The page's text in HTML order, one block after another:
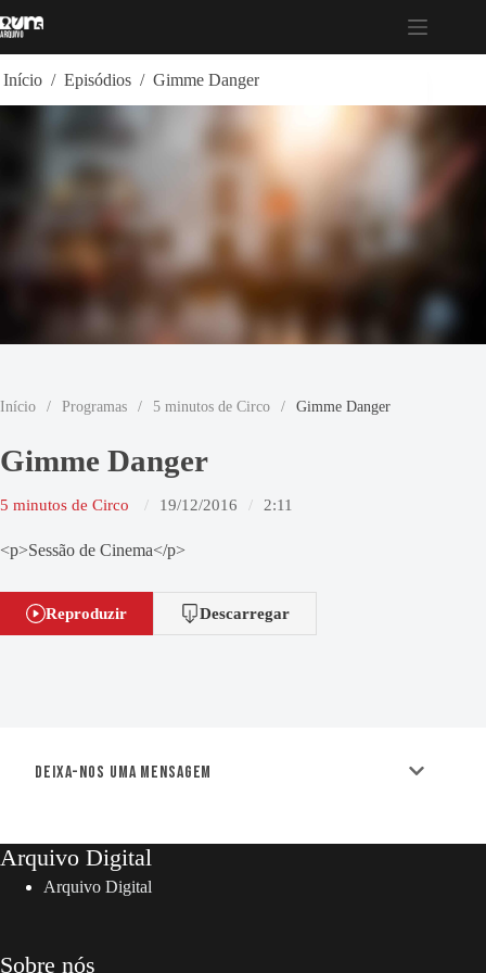
para
Início / Episódios / Gimme Danger
Início / Programas / 5 minutos de Circo / Gimme Danger
Gimme Danger
5 minutos de Circo 19/12/2016 2:11
<p>Sessão de Cinema</p>
Reproduzir Descarregar
Deixa-nos uma mensagem
Arquivo Digital
Arquivo Digital
Sobre nós